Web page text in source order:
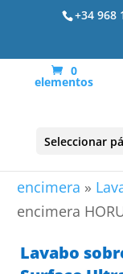
+34 968
0
elementos
Seleccionar
encimera »
encimera
Lavabo